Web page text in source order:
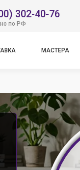
302-40-76
по РФ
МАСТЕРА